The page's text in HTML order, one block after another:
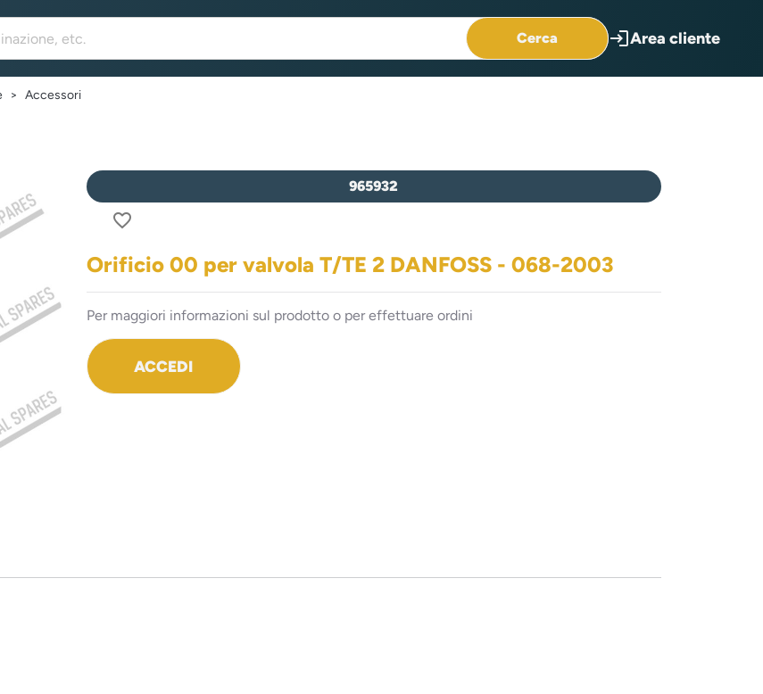
Cerca loginArea cliente
Accessori
965932
favorite_border
Orificio 00 per valvola T/TE 2 DANFOSS - 068-2003
Per maggiori informazioni sul prodotto o per effettuare ordini
ACCEDI